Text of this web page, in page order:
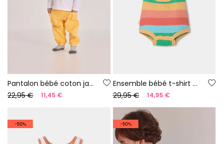
Pantalon bébé coton jaune
22,95 €
11,45 €
Ensemble bébé t-shirt et salopette rayures multicolore
29,95 €
14,95 €
-50% -50%